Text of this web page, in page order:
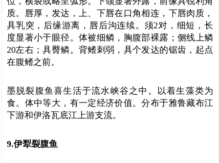
质。唇厚，发达，上、下唇在口角相连，下唇肉质，
具乳突，后缘游离，唇后沟连续。须2对，细短，长
度显著小于眼径。体被细鳞，胸腹部裸露；侧线上鳞
20左右；具臀鳞。背鳍刺弱，具个发达的锯齿，起点
在腹鳍之前。
墨脱裂腹鱼喜生活于流水峡谷之中。以着生藻类为
食。体中等大，有一定经济价值。分布于雅鲁藏布江
下游和伊洛瓦底江上游支流。
9.伊犁裂腹鱼